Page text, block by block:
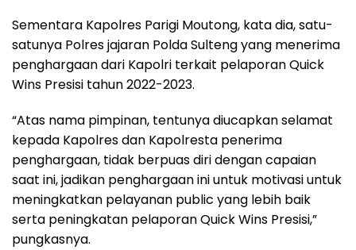
Sementara Kapolres Parigi Moutong, kata dia, satu-
satunya Polres jajaran Polda Sulteng yang menerima
penghargaan dari Kapolri terkait pelaporan Quick
Wins Presisi tahun 2022-2023.
“Atas nama pimpinan, tentunya diucapkan selamat
kepada Kapolres dan Kapolresta penerima
penghargaan, tidak berpuas diri dengan capaian
saat ini, jadikan penghargaan ini untuk motivasi untuk
meningkatkan pelayanan public yang lebih baik
serta peningkatan pelaporan Quick Wins Presisi,”
pungkasnya.